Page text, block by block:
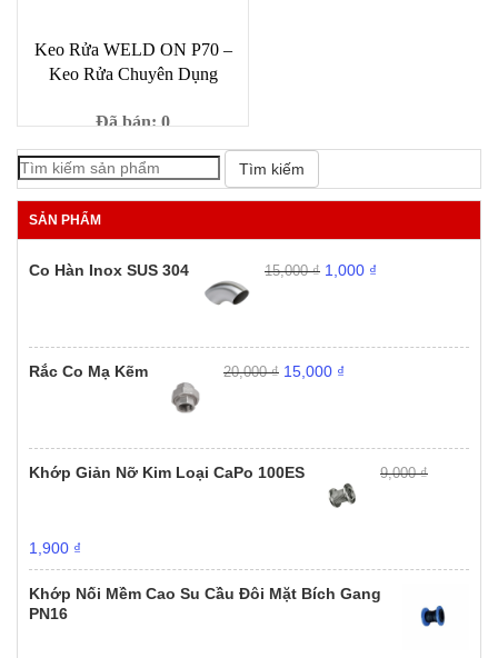
Keo Rửa WELD ON P70 –
Keo Rửa Chuyên Dụng
Đã bán: 0
9,000₫Giá
gốc
là:
1,000₫Giá
hiện
tại
Tìm kiếm
SẢN PHẨM
Co Hàn Inox SUS 304 15,000₫
gốc
1,000 ₫
Rắc Co Mạ Kẽm
20,000₫
gốc
15,000 ₫
Khớp Giản Nỡ Kim Loại CaPo 100ES
9,000₫
Giá
gốc
là:
9,000 ₫.
1,900 ₫
hiện
tại
Khớp Nối Mềm Cao Su Cầu Đôi Mặt Bích Gang
PN16